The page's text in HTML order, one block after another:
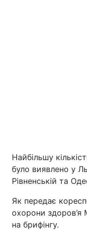
Головна
Україна
Спорт
Найбільшу
було виявлено у
Рівненській та
Як передає
охорони
на брифінгу.